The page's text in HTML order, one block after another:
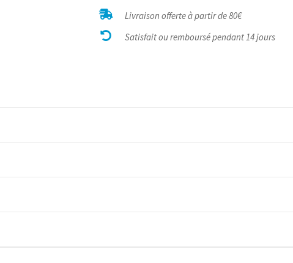
Fluorite
Calcite
 Livraison offerte à partir de 80€
 Satisfait ou remboursé pendant 14 jours